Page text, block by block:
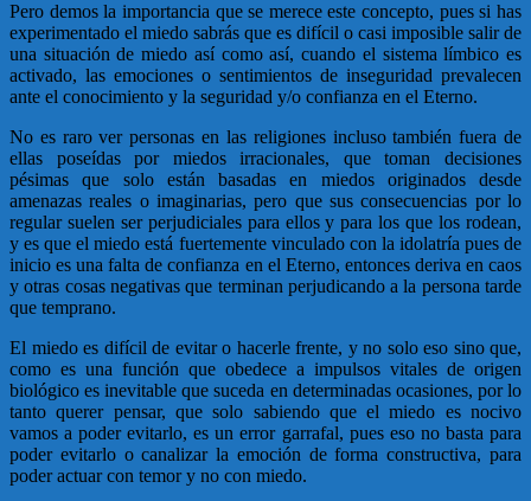
Pero demos la importancia que se merece este concepto, pues si has
experimentado el miedo sabrás que es difícil o casi imposible salir de
una situación de miedo así como así, cuando el sistema límbico es
activado, las emociones o sentimientos de inseguridad prevalecen
ante el conocimiento y la seguridad y/o confianza en el Eterno.
No es raro ver personas en las religiones incluso también fuera de
ellas poseídas por miedos irracionales, que toman decisiones
pésimas que solo están basadas en miedos originados desde
amenazas reales o imaginarias, pero que sus consecuencias por lo
regular suelen ser perjudiciales para ellos y para los que los rodean,
y es que el miedo está fuertemente vinculado con la idolatría pues de
inicio es una falta de confianza en el Eterno, entonces deriva en caos
y otras cosas negativas que terminan perjudicando a la persona tarde
que temprano.
El miedo es difícil de evitar o hacerle frente, y no solo eso sino que,
como es una función que obedece a impulsos vitales de origen
biológico es inevitable que suceda en determinadas ocasiones, por lo
tanto querer pensar, que solo sabiendo que el miedo es nocivo
vamos a poder evitarlo, es un error garrafal, pues eso no basta para
poder evitarlo o canalizar la emoción de forma constructiva, para
poder actuar con temor y no con miedo.